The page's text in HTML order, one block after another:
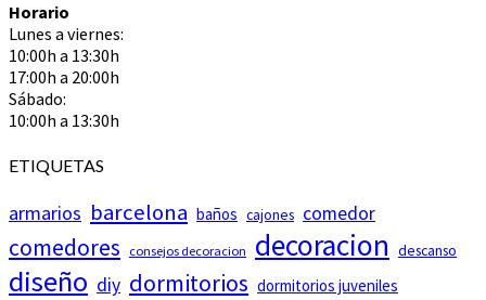
Horario
Lunes a viernes:
10:00h a 13:30h
17:00h a 20:00h
Sábado:
10:00h a 13:30h
ETIQUETAS
armarios barcelona baños cajones comedor
comedores consejos decoracion decoracion descanso
diseño diy dormitorios dormitorios juveniles